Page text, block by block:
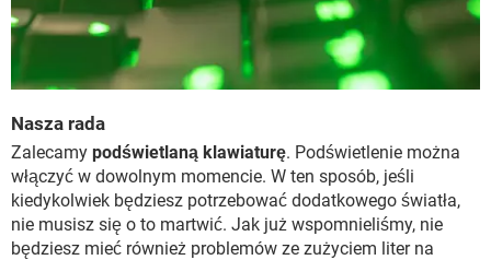
Nasza rada
Zalecamy podświetlaną klawiaturę. Podświetlenie można
włączyć w dowolnym momencie. W ten sposób, jeśli
kiedykolwiek będziesz potrzebować dodatkowego światła,
nie musisz się o to martwić. Jak już wspomnieliśmy, nie
będziesz mieć również problemów ze zużyciem liter na